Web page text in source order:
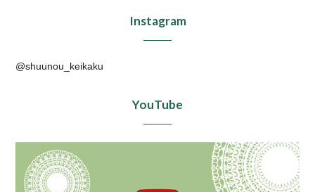
Instagram
@shuunou_keikaku
YouTube